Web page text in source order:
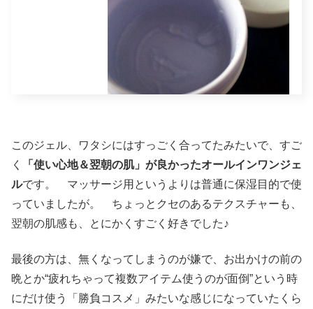
このジェル、ワタシにはすっごく合ってたみたいで、すご
く
「使い心地＆翌朝の肌」が良かったオールインワンジェ
ルです。 マッサージ用というよりは普通に保湿目的で使
っていましたが。 ちょっとクセのあるテクスチャーも、
翌朝の肌感も、とにかくすごく好きでした♪
最後の方は、無くなってしまうのが嫌で、お出かけの前の
晩とか“疲れちゃって複数アイテム使うのが面倒”という時
にだけ使う「勝負コスメ」みたいな感じになっていたくら